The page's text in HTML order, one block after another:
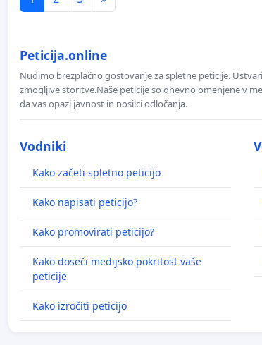
Peticija.online
Nudimo brezplačno gostovanje za spletne peticije.
zmogljive storitve.Naše peticije so dnevno omenjene v
da vas opazi javnost in nosilci odločanja.
Vodniki
Kako začeti spletno peticijo
Kako napisati peticijo?
Kako promovirati peticijo?
Kako doseči medijsko pokritost vaše
peticije
Kako izročiti peticijo